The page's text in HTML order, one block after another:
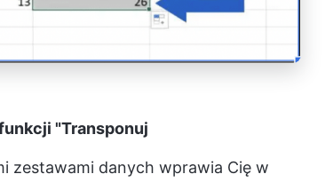
"Transponuj
zestawami danych wprawia Cię w